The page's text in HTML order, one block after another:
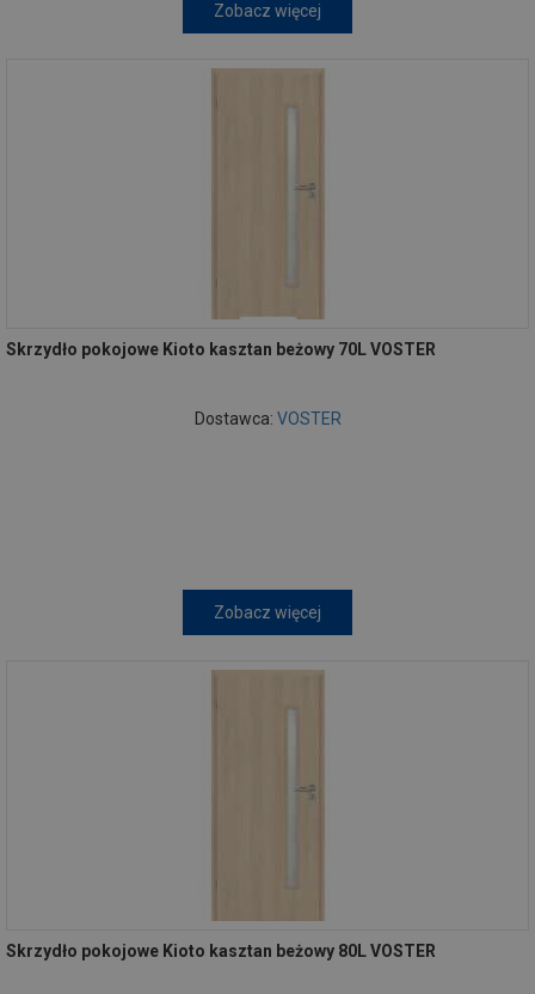
Zobacz więcej
Skrzydło pokojowe Kioto kasztan beżowy 70L VOSTER
Dostawca: VOSTER
Zobacz więcej
Skrzydło pokojowe Kioto kasztan beżowy 80L VOSTER